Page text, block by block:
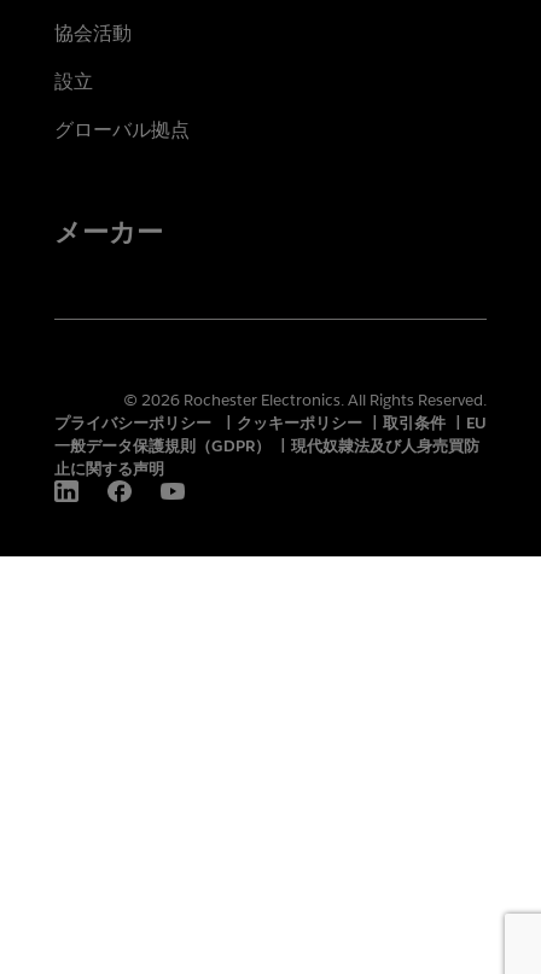
協会活動
設立
グローバル拠点
メーカー
© 2026 Rochester Electronics. All Rights Reserved.
プライバシーポリシー
クッキーポリシー 取引条件
EU
一般データ保護規則（GDPR）
現代奴隷法及び人身売買防
止に関する声明